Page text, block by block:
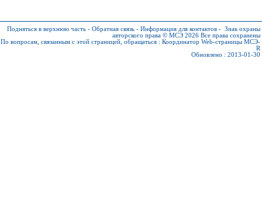
Подняться в верхнюю часть - Обратная связь - Информация для контактов - Знак охраны
авторского права © МСЭ 2026 Все права сохранены
По вопросам, связанным с этой страницей, обращаться : Координатор Web-страницы МСЭ-
R
Обновлено : 2013-01-30